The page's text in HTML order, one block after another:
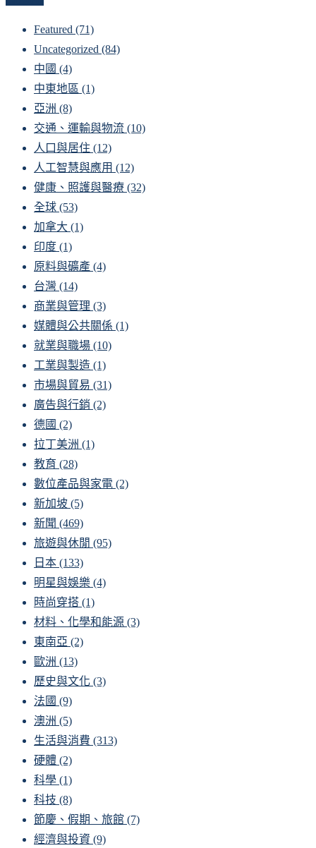
Featured (71)
Uncategorized (84)
中國 (4)
中東地區 (1)
亞洲 (8)
交通、運輸與物流 (10)
人口與居住 (12)
人工智慧與應用 (12)
健康、照護與醫療 (32)
全球 (53)
加拿大 (1)
印度 (1)
原料與礦產 (4)
台灣 (14)
商業與管理 (3)
媒體與公共關係 (1)
就業與職場 (10)
工業與製造 (1)
市場與貿易 (31)
廣告與行銷 (2)
德國 (2)
拉丁美洲 (1)
教育 (28)
數位產品與家電 (2)
新加坡 (5)
新聞 (469)
旅遊與休閒 (95)
日本 (133)
明星與娛樂 (4)
時尚穿搭 (1)
材料、化學和能源 (3)
東南亞 (2)
歐洲 (13)
歷史與文化 (3)
法國 (9)
澳洲 (5)
生活與消費 (313)
硬體 (2)
科學 (1)
科技 (8)
節慶、假期、旅館 (7)
經濟與投資 (9)